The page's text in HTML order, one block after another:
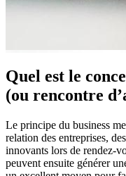
Quel est le
(ou rencontre
Le principe du business
relation des entreprises,
innovants lors de rendez-
peuvent ensuite générer